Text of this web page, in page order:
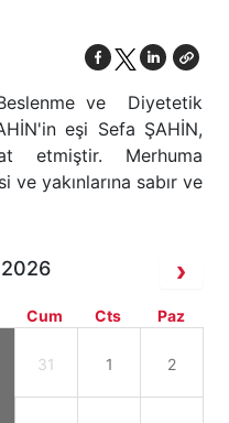
ve Diyetetik
eşi Sefa ŞAHİN,
etmiştir. Merhuma
yakınlarına sabır ve
Cum Cts Paz
31 1 2